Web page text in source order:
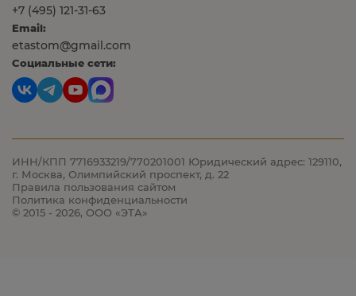
+7 (495) 121-31-63
Email:
etastom@gmail.com
Социальные сети:
ИНН/КПП 7716933219/770201001 Юридический адрес: 129110,
г. Москва, Олимпийский проспект, д. 22
Правила пользования сайтом
Политика конфиденциальности
© 2015 - 2026, ООО «ЭТА»